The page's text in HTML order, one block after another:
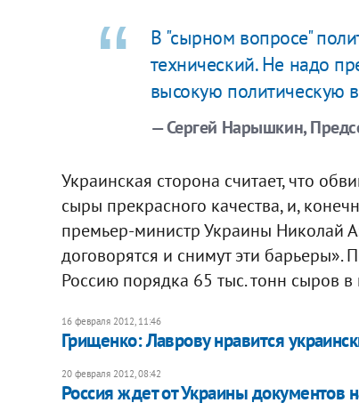
В "сырном вопросе"
технический. Не надо
высокую политическую
— Сергей Нарышкин,
Украинская сторона считает, что
сыры прекрасного качества, и,
премьер-министр Украины Николай
договорятся и снимут эти барьеры».
Россию порядка 65 тыс. тонн сыров в
16 февраля 2012, 11:46
Грищенко: Лаврову нравится
20 февраля 2012, 08:42
Россия ждет от Украины документов